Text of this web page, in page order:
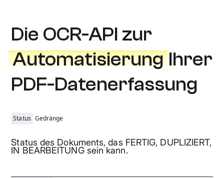
Die OCR-API zur
AutomatisierungIhrer
PDF-Datenerfassung
Status Gedränge
Status des Dokuments, das FERTIG, DUPLIZIERT,
IN BEARBEITUNG sein kann.